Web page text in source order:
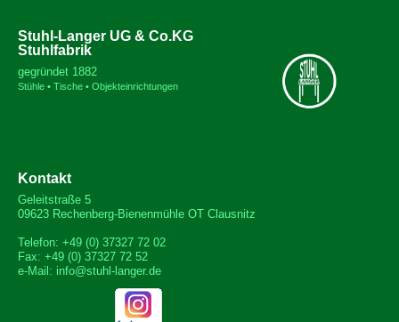
Stuhl-Langer UG & Co.KG
Stuhlfabrik
gegründet 1882
Stühle • Tische • Objekteinrichtungen
Kontakt
Geleitstraße 5
09623 Rechenberg-Bienenmühle OT Clausnitz
Telefon: +49 (0) 37327 72 02
Fax: +49 (0) 37327 72 52
e-Mail: info@stuhl-langer.de